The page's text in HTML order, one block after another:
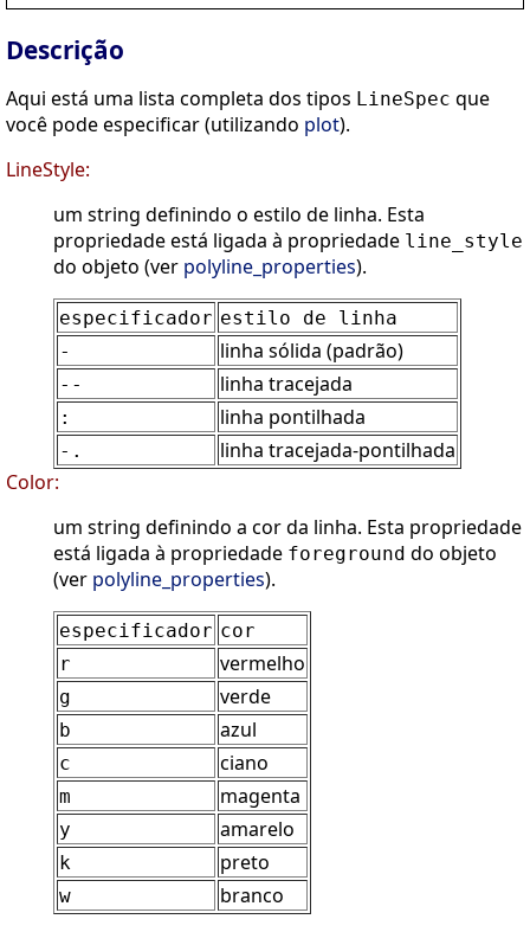
Descrição
Aqui está uma lista completa dos tipos LineSpec que
você pode especificar (utilizando plot).
LineStyle:
um string definindo o estilo de linha. Esta
propriedade está ligada à propriedade line_style
do objeto (ver polyline_properties).
especificador estilo de linha
-
linha sólida (padrão)
-- linha tracejada
: linha pontilhada
-.
linha tracejada-pontilhada
Color:
um string definindo a cor da linha. Esta propriedade
está ligada à propriedade foreground do objeto
(ver polyline_properties).
especificador cor
r
vermelho
g verde
b azul
c ciano
m magenta
y amarelo
k preto
w
branco